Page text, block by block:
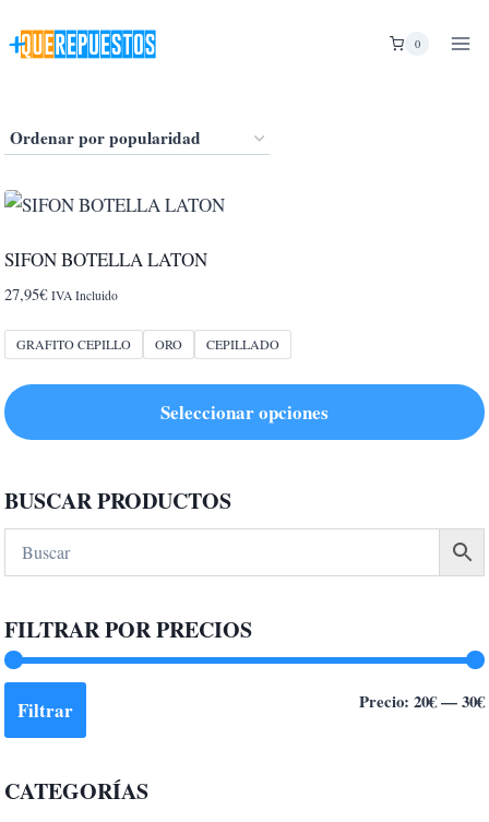
al
0
SIFON BOTELLA LATON
27,95€ IVA Incluido
GRAFITO CEPILLO ORO CEPILLADO
Seleccionar opciones
tiene
múltiples
variantes.
opciones
se
pueden
elegir
página
BUSCAR PRODUCTOS
FILTRAR POR PRECIOS
Filtrar Precio: 20€—30€
CATEGORÍAS